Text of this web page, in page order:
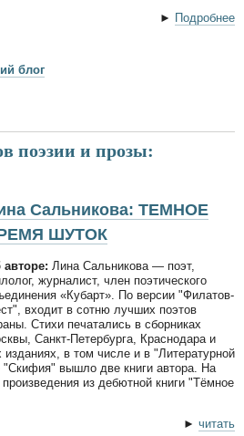
► Подробнее
блог
поэзии и прозы:
Сальникова: ТЕМНОЕ
ШУТОК
Лина Сальникова — поэт,
журналист, член поэтического
«Кубарт». По версии "Филатов-
входит в сотню лучших поэтов
Стихи печатались в сборниках
Санкт-Петербурга, Краснодара и
изданиях, в том числе и в "Литературной
"Скифия" вышло две книги автора. На
из дебютной книги "Тёмное
► читать